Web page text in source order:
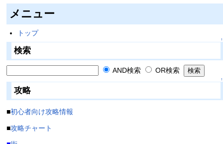
メニュー
トップ
↑
検索
AND検索 OR検索
↑
攻略
■初心者向け攻略情報
■攻略チャート